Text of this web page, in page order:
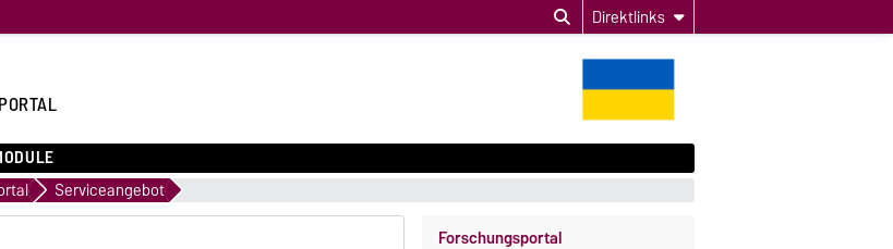
Direktlinks
Serviceangebot
Forschungsportal